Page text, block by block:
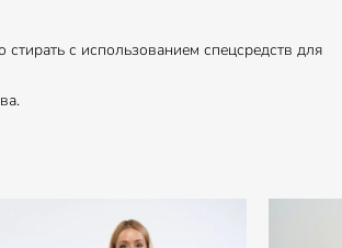
с использованием спецсредств для